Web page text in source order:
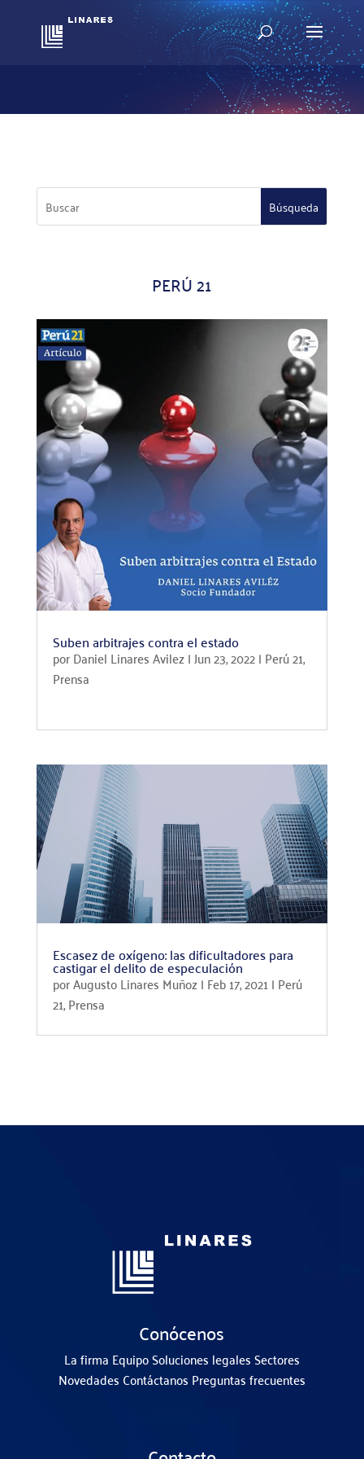
PERÚ 21
Suben arbitrajes contra el estado
porDaniel Linares Avilez|Jun 23, 2022| Perú 21,
Prensa
Escasez de oxígeno: las dificultadores para
castigar el delito de especulación
porAugusto Linares Muñoz| Feb 17, 2021| Perú
21,Prensa
Conócenos
La firma EquipoSoluciones legalesSectores
Novedades Contáctanos Preguntas frecuentes